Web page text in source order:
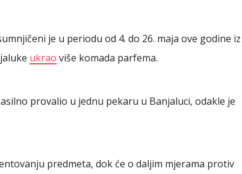
je u periodu od 4. do 26. maja ove godine iz
ukrao više komada parfema.
provalio u jednu pekaru u Banjaluci, odakle je
predmeta, dok će o daljim mjerama protiv